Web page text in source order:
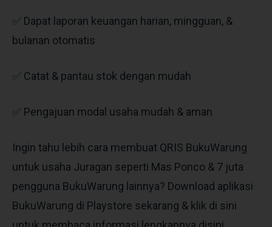
✅ Dapat laporan keuangan harian, mingguan, &
bulanan otomatis
✅ Catat & pantau stok dengan mudah
✅ Pengajuan modal usaha mudah & aman
Ingin tahu lebih cara membuat QRIS BukuWarung
untuk usaha Juragan seperti Mas Ponco & 7 juta
pengguna BukuWarung lainnya? Download aplikasi
BukuWarung di Playstore sekarang & klik di sini